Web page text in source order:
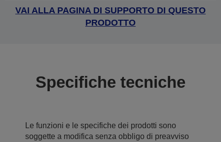
VAI ALLA PAGINA DI SUPPORTO DI QUESTO
PRODOTTO
Specifiche tecniche
Le funzioni e le specifiche dei prodotti sono
soggette a modifica senza obbligo di preavviso